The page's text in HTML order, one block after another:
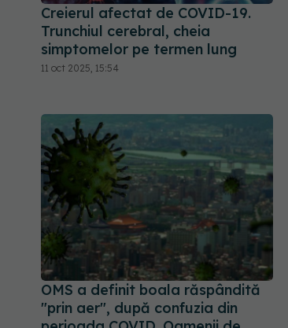
Creierul afectat de COVID-19.
Trunchiul cerebral, cheia
simptomelor pe termen lung
11 oct 2025, 15:54
OMS a definit boala răspândită
"prin aer", după confuzia din